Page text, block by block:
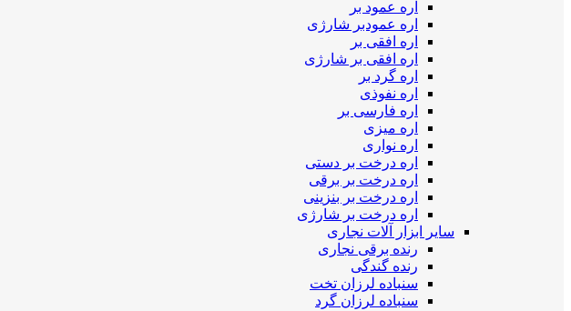
اره عمود بر
اره عمودبر شارژی
اره افقی بر
اره افقی بر شارژی
اره گرد بر
اره نفوذی
اره فارسی بر
اره میزی
اره نواری
اره درخت بر دستی
اره درخت بر برقی
اره درخت بر بنزینی
اره درخت بر شارژی
سایر ابزار آلات نجاری
رنده برقی نجاری
رنده گندگی
سنباده لرزان تخت
سنباده لرزان گرد